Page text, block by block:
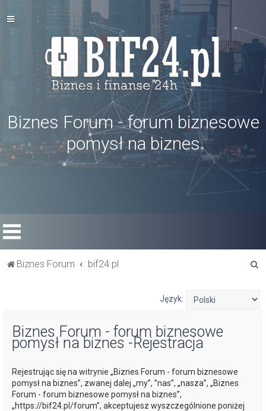
Biznes Forum - forum biznesowe
pomysł na biznes
Biznes Forum bif24.pl
Język:
Biznes Forum - forum biznesowe
pomysł na biznes -Rejestracja
Rejestrując się na witrynie „Biznes Forum - forum biznesowe
pomysł na biznes”, zwanej dalej „my”, ”nas”, „nasza”, „Biznes
Forum - forum biznesowe pomysł na biznes”,
„https://bif24.pl/forum”, akceptujesz wyszczególnione poniżej